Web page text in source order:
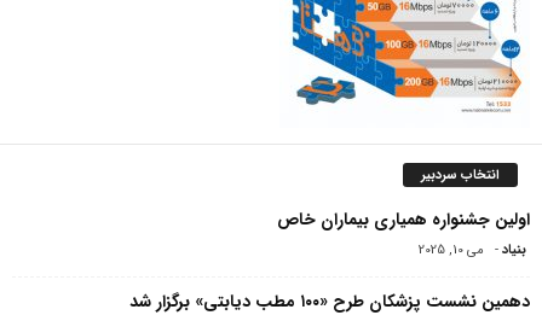
انتخاب سردبیر
اولین جشنواره همیاری بیماران خاص
بنیاد- می 10, 2025
دهمین نشست پزشکان طرح «۱۰۰ مطب دیابتی» برگزار شد